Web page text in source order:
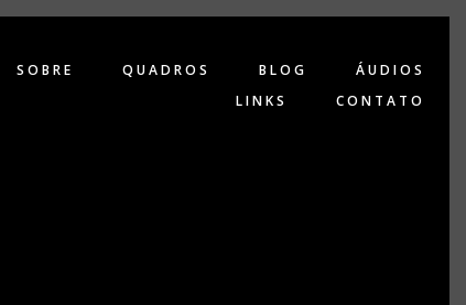
SOBRE QUADROS BLOG
ÁUDIOS
LINKS
CONTATO